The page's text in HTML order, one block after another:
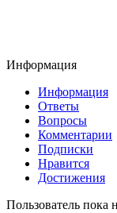
Информация
Информация
Ответы
Вопросы
Комментарии
Подписки
Нравится
Достижения
Пользователь пока